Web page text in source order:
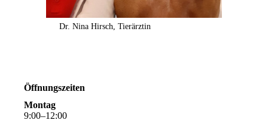
Dr. Nina Hirsch, Tierärztin
Öffnungszeiten
Montag
9:00–12:00